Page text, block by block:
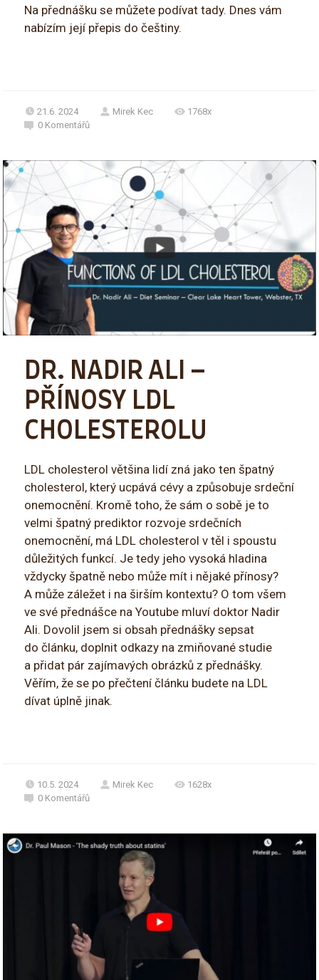
Na přednášku se můžete podívat tady. Dnes vám
nabízím její přepis do češtiny.
21.6. 2024 Mirek Kec
1768x
0 Komentářů
DR. NADIR ALI –
PŘÍNOSY LDL
CHOLESTEROLU
LDL cholesterol většina lidí zná jako ten špatný
cholesterol, který ucpává cévy a způsobuje srdeční
onemocnění. Kromě toho, že sám o sobě je to
velmi špatný prediktor rozvoje srdečních
onemocnění, má LDL cholesterol v těl i spoustu
důležitých funkcí. Je tedy jeho vysoká hladina
vždycky špatně nebo může mít i nějaké přínosy?
A může záležet i na širším kontextu? O tom všem
ve své přednášce na Youtube mluví doktor Nadir
Ali. Dovolil jsem si obsah přednášky sepsat
do článku, doplnit odkazy na zmiňované studie
a přidat pár zajímavých obrázků z přednášky.
Věřím, že se po přečtení článku budete na LDL
dívat úplně jinak.
10.5. 2024 Mirek Kec
1628x
0 Komentářů